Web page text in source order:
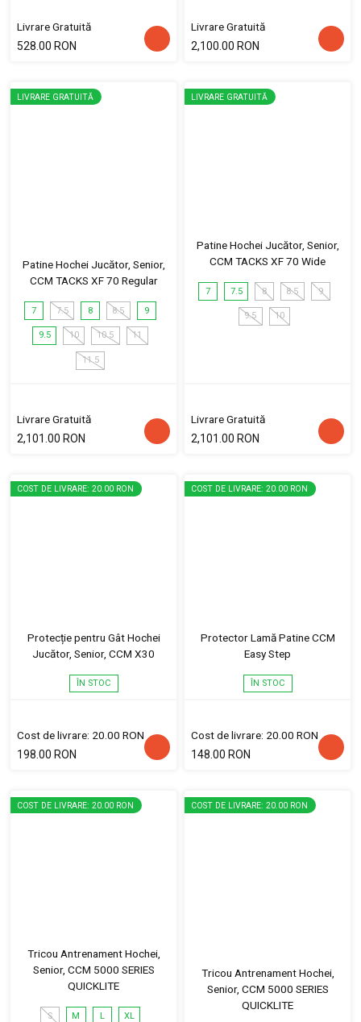
Livrare Gratuită
528.00 RON
Livrare Gratuită
2,100.00 RON
LIVRARE GRATUITĂ
Patine Hochei Jucător, Senior,
CCM TACKS XF 70 Regular
7 7.5 8 8.5 9
9.5 10 10.5 11
11.5
Livrare Gratuită
2,101.00 RON
LIVRARE GRATUITĂ
Patine Hochei Jucător, Senior,
CCM TACKS XF 70 Wide
7 7.5 8 8.5 9
9.5 10
Livrare Gratuită
2,101.00 RON
COST DE LIVRARE: 20.00 RON
Protecție pentru Gât Hochei
Jucător, Senior, CCM X30
ÎN STOC
Cost de livrare: 20.00 RON
198.00 RON
COST DE LIVRARE: 20.00 RON
Protector Lamă Patine CCM
Easy Step
ÎN STOC
Cost de livrare: 20.00 RON
148.00 RON
COST DE LIVRARE: 20.00 RON
Tricou Antrenament Hochei,
Senior, CCM 5000 SERIES
QUICKLITE
S M L XL
COST DE LIVRARE: 20.00 RON
Tricou Antrenament Hochei,
Senior, CCM 5000 SERIES
QUICKLITE